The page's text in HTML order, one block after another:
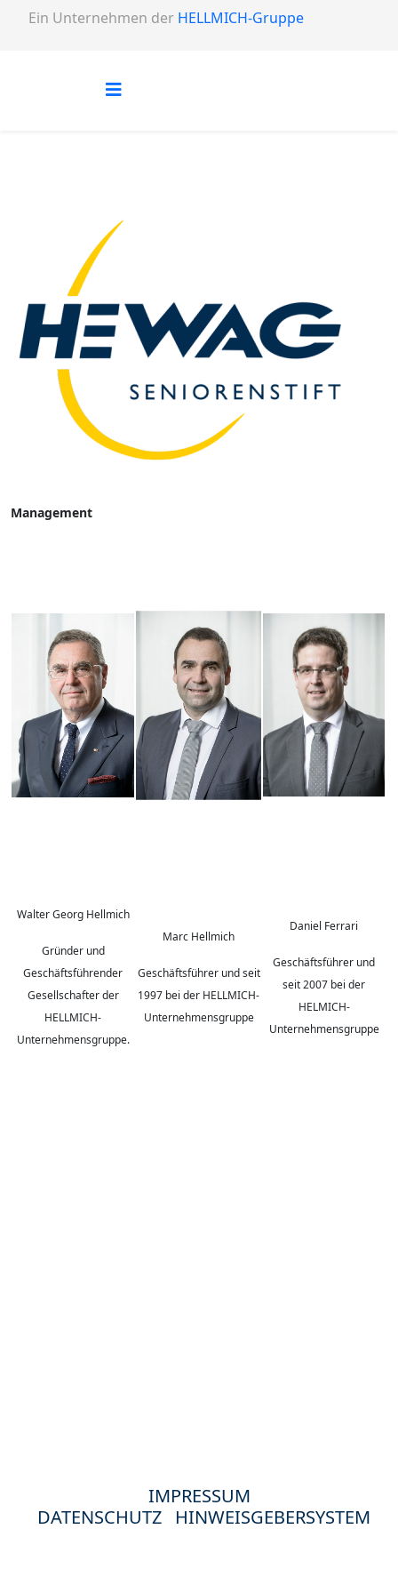
Ein Unternehmen der HELLMICH-Gruppe
Management
Walter Georg Hellmich
Gründer und
Geschäftsführender
Gesellschafter der
HELLMICH-
Unternehmensgruppe.
Marc Hellmich
Geschäftsführer und seit
1997 bei der HELLMICH-
Unternehmensgruppe
Daniel Ferrari
Geschäftsführer und
seit 2007 bei der
HELMICH-
Unternehmensgruppe
IMPRESSUM
DATENSCHUTZ HINWEISGEBERSYSTEM